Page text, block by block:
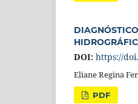
DOI: https://
Eliane Regina
PDF